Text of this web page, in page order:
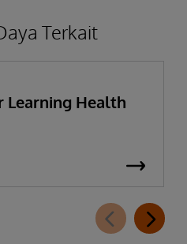
Terkait
Learning Health